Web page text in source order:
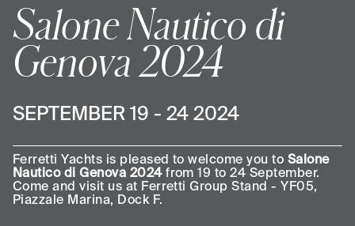
Salone Nautico di
Genova 2024
SEPTEMBER 19 - 24 2024
Ferretti Yachts is pleased to welcome you to Salone
Nautico di Genova 2024from 19 to 24 September.
Come and visit us at Ferretti Group Stand - YF05,
Piazzale Marina, Dock F.